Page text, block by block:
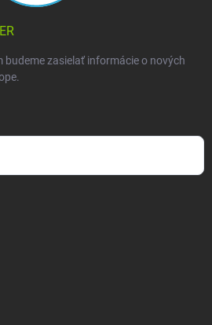
budeme zasielať informácie o nových